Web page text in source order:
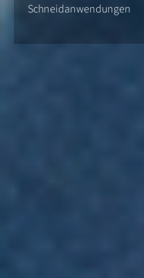
Schneidanwendungen